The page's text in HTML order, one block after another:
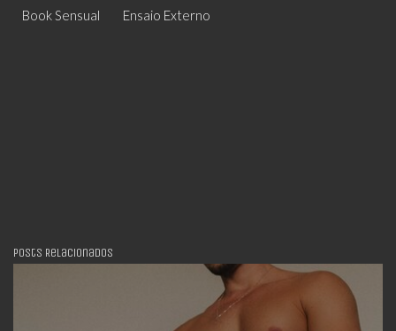
Book Sensual Ensaio Externo
Posts Relacionados